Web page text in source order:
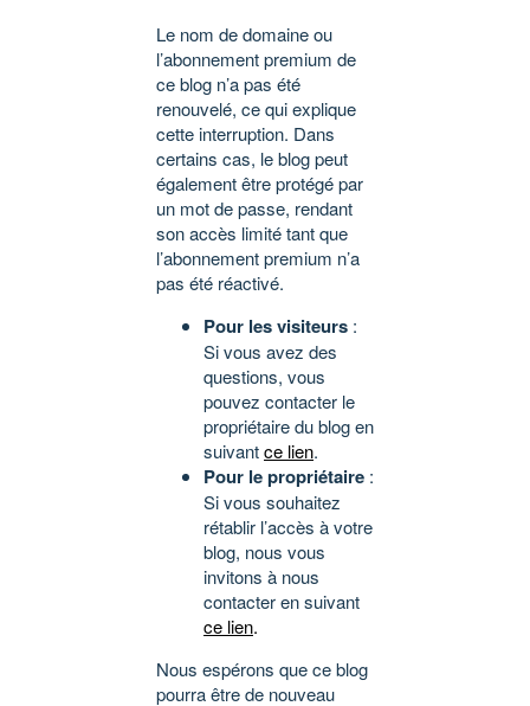
Le nom de domaine ou
l’abonnement premium de
ce blog n’a pas été
renouvelé, ce qui explique
cette interruption. Dans
certains cas, le blog peut
également être protégé par
un mot de passe, rendant
son accès limité tant que
l’abonnement premium n’a
pas été réactivé.
Pour les visiteurs :
Si vous avez des
questions, vous
pouvez contacter le
propriétaire du blog en
suivantce lien.
Pour le propriétaire :
Si vous souhaitez
rétablir l’accès à votre
blog, nous vous
invitons à nous
contacter en suivant
ce lien.
Nous espérons que ce blog
pourra être de nouveau